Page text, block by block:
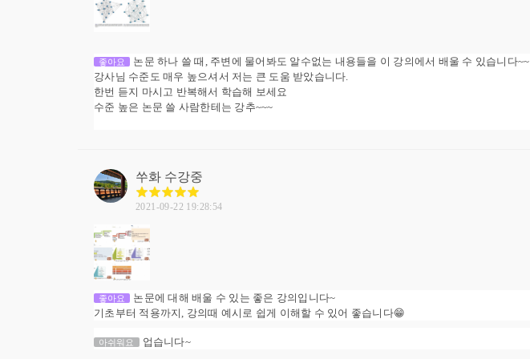
좋아요
논문 하나 쓸 때, 주변에 물어봐도 알수없는 내용들을 이 강의에서 배울 수 있습니다~~
강사님 수준도 매우 높으셔서 저는 큰 도움 받았습니다.
한번 듣지 마시고 반복해서 학습해 보세요
수준 높은 논문 쓸 사람한테는 강추~~~
쑤화 수강중
2021-09-22 19:28:54
좋아요
논문에 대해 배울 수 있는 좋은 강의입니다~
기초부터 적용까지, 강의때 예시로 쉽게 이해할 수 있어 좋습니다😁
아쉬워요 업습니다~